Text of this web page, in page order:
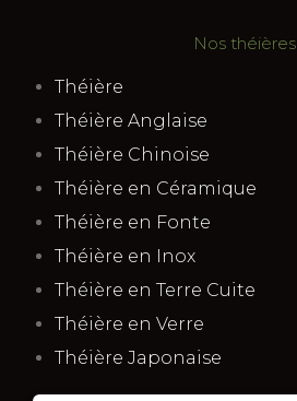
Nos théières
Théière
Théière Anglaise
Théière Chinoise
Théière en Céramique
Théière en Fonte
Théière en Inox
Théière en Terre Cuite
Théière en Verre
Théière Japonaise